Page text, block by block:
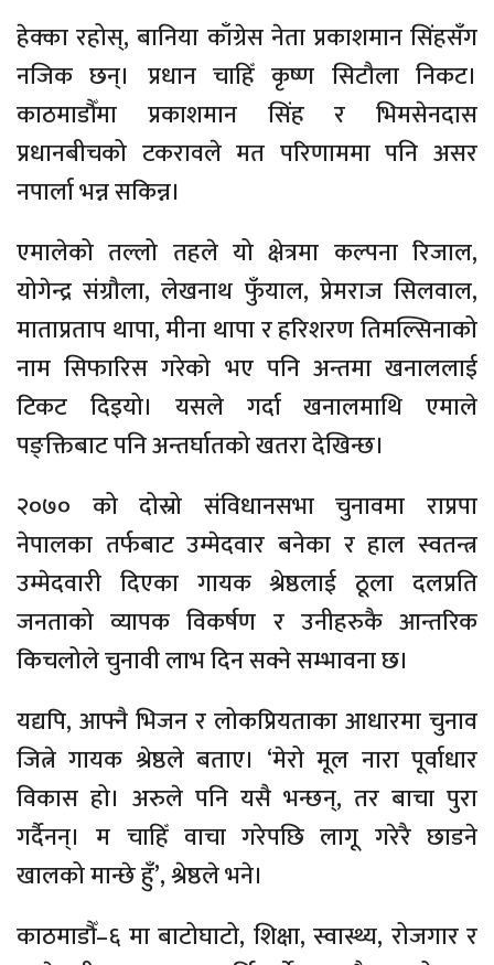
हेक्का रहोस्, बानिया काँग्रेस नेता प्रकाशमान सिंहसँग
नजिक छन्। प्रधान चाहिँ कृष्ण सिटौला निकट।
काठमाडौँमा प्रकाशमान सिंह र भिमसेनदास
प्रधानबीचको टकरावले मत परिणाममा पनि असर
नपार्ला भन्न सकिन्न।
एमालेको तल्लो तहले यो क्षेत्रमा कल्पना रिजाल,
योगेन्द्र संग्रौला, लेखनाथ फुँयाल, प्रेमराज सिलवाल,
माताप्रताप थापा, मीना थापा र हरिशरण तिमल्सिनाको
नाम सिफारिस गरेको भए पनि अन्तमा खनाललाई
टिकट दिइयो। यसले गर्दा खनालमाथि एमाले
पङ्क्तिबाट पनि अन्तर्घातको खतरा देखिन्छ।
२०७० को दोस्रो संविधानसभा चुनावमा राप्रपा
नेपालका तर्फबाट उम्मेदवार बनेका र हाल स्वतन्त्र
उम्मेदवारी दिएका गायक श्रेष्ठलाई ठूला दलप्रति
जनताको व्यापक विकर्षण र उनीहरुकै आन्तरिक
किचलोले चुनावी लाभ दिन सक्ने सम्भावना छ।
यद्यपि, आफ्नै भिजन र लोकप्रियताका आधारमा चुनाव
जित्ने गायक श्रेष्ठले बताए। ‘मेरो मूल नारा पूर्वाधार
विकास हो। अरुले पनि यसै भन्छन्, तर बाचा पुरा
गर्दैनन्। म चाहिँ वाचा गरेपछि लागू गरेरै छाडने
खालको मान्छे हुँ’, श्रेष्ठले भने।
काठमाडौँ–६ मा बाटोघाटो, शिक्षा, स्वास्थ्य, रोजगार र